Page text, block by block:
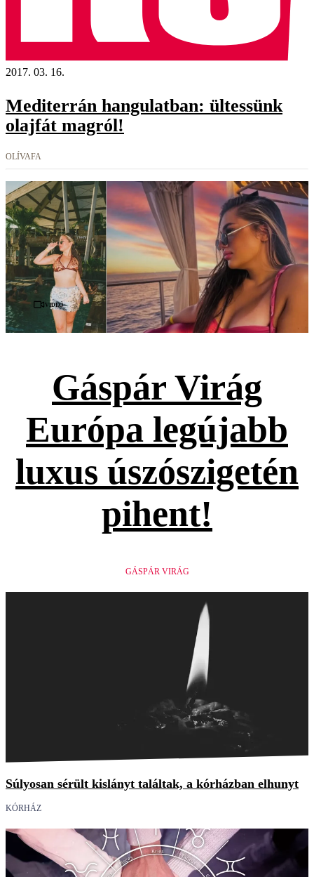
2017. 03. 16.
Mediterrán hangulatban: ültessünk
olajfát magról!
OLÍVAFA
Videó
Gáspár Virág
Európa legújabb
luxus úszószigetén
pihent!
GÁSPÁR VIRÁG
Súlyosan sérült kislányt találtak, a kórházban elhunyt
KÓRHÁZ